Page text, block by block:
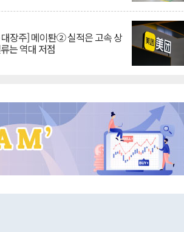
장주] 메이퇀② 실적은 고속 상
는 역대 저점